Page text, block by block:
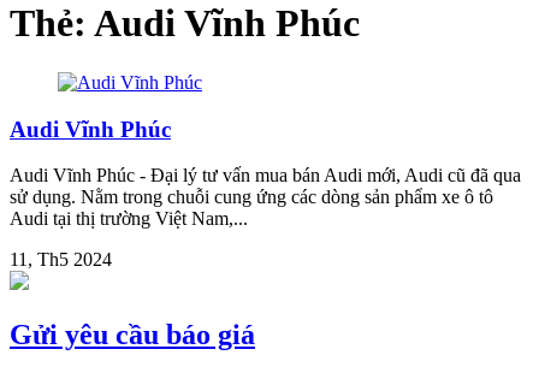
Thẻ: Audi Vĩnh Phúc
Audi Vĩnh Phúc
Audi Vĩnh Phúc - Đại lý tư vấn mua bán Audi mới, Audi cũ đã qua
sử dụng. Nằm trong chuỗi cung ứng các dòng sản phẩm xe ô tô
Audi tại thị trường Việt Nam,...
11, Th5 2024
Gửi yêu cầu báo giá